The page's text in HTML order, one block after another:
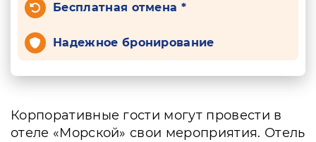
Бесплатная отмена *
Надежное бронирование
Корпоративные гости могут провести в
отеле «Морской» свои мероприятия. Отель